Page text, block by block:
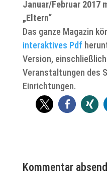
Januar/Februar 2017
„Eltern“
Das ganze Magazin
interaktives Pdf
Version,
Veranstaltungen des
Einrichtungen.
Kommentar